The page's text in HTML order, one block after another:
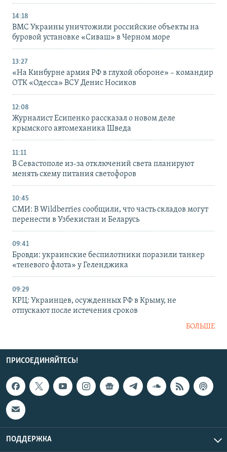
14:18
ВМС Украины уничтожили российские объекты на
буровой установке «Сиваш» в Черном море
13:27
«На Кинбурне армия РФ в глухой обороне» – командир
ОТК «Одесса» ВСУ Денис Носиков
12:08
Журналист Есипенко рассказал о новом деле
крымского автомеханика Шведа
11:11
В Севастополе из-за отключений света планируют
менять схему питания светофоров
10:45
СМИ: В Wildberries сообщили, что часть складов могут
перенести в Узбекистан и Беларусь
09:41
Бровди: украинские беспилотники поразили танкер
«теневого флота» у Геленджика
09:29
КРЦ: Украинцев, осужденных РФ в Крыму, не
отпускают после истечения сроков
БОЛЬШЕ
ПРИСОЕДИНЯЙТЕСЬ!
ПОДДЕРЖКА